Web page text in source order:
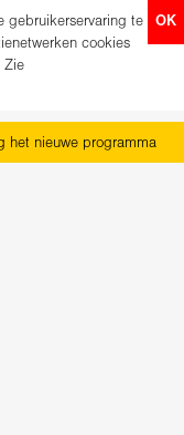
OK
gebruikerservaring te
cookies
Zie
het nieuwe programma